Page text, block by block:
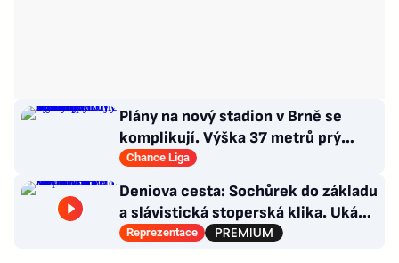
Plány na nový stadion v Brně se
komplikují. Výška 37 metrů prý
narušuje výhled na centrum
Chance Liga
Deniova cesta: Sochůrek do základu
a slávistická stoperská klika. Ukáže
i na Chorého?
Reprezentace